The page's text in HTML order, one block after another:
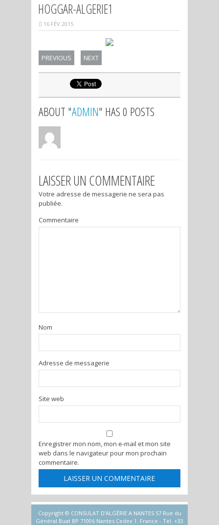
HOGGAR-ALGERIE1
16 FÉV 2015
PREVIOUS NEXT
ABOUT "ADMIN" HAS 0 POSTS
LAISSER UN COMMENTAIRE
Votre adresse de messagerie ne sera pas
publiée.
Commentaire
Nom
Adresse de messagerie
Site web
Enregistrer mon nom, mon e-mail et mon site
web dans le navigateur pour mon prochain
commentaire.
Copyright © CONSULAT D’ALGÉRIE A NANTES 57 Rue du
Général Buat BP 71006 Nantes Cedex 1. France - Tel. +33